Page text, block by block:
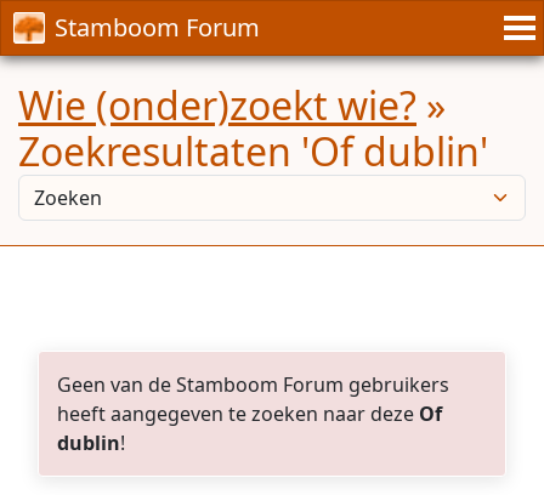
Stamboom Forum
Wie (onder)zoekt wie? »
Zoekresultaten 'Of dublin'
Geen van de Stamboom Forum gebruikers
heeft aangegeven te zoeken naar deze Of
dublin!